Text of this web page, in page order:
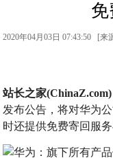
2020年04月03日 07:43:50 [
站长之家
发布公告，将对华为
时还提供免费寄回服务